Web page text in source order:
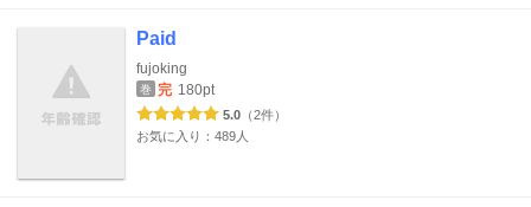
Paid
fujoking
巻 完 180pt
5.0 （2件）
お気に入り：489人